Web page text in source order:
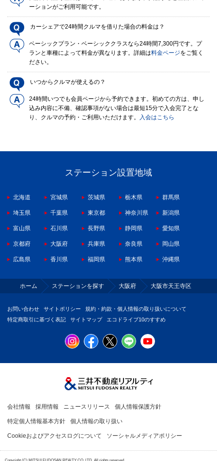
ーションがご利用可能です。
カーシェアで24時間クルマを借りた場合の料金は？
ベーシックプラン・ベーシッククラスなら24時間7,300円です。プ
ランと車種によって料金が異なります。詳細は料金ページをご覧く
ださい。
いつからクルマが使えるの？
24時間いつでも会員ページから予約できます。初めての方は、申し
込み内容に不備、確認事項がない場合は最短15分で入会完了とな
り、クルマの予約・ご利用いただけます。
入会はこちら
ステーション設置地域
北海道 宮城県 茨城県 栃木県 群馬県
埼玉県 千葉県 東京都 神奈川県 新潟県
富山県 石川県 長野県 静岡県 愛知県
京都府 大阪府 兵庫県 奈良県 岡山県
広島県 香川県 福岡県 熊本県 沖縄県
ホーム ステーションを探す 大阪府 大阪市天王寺区
お問い合わせ サイトポリシー
規約・約款・個人情報の取り扱いについて
特定商取引に基づく表記
サイトマップ エコドライブ10のすすめ
会社情報 採用情報 ニュースリリース 個人情報保護方針
特定個人情報基本方針 個人情報の取り扱い
Cookieおよびアクセスログについて ソーシャルメディアポリシー